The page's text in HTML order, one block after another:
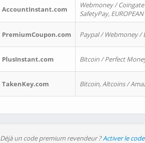
AccountInstant.com
Webmoney / Coingate
SafetyPay,
PremiumCoupon.com Paypal / Webmoney /
PlusInstant.com Bitcoin / Perfect
TakenKey.com Bitcoin, Altcoins /
Déjà un code premium revendeur ?Activer le